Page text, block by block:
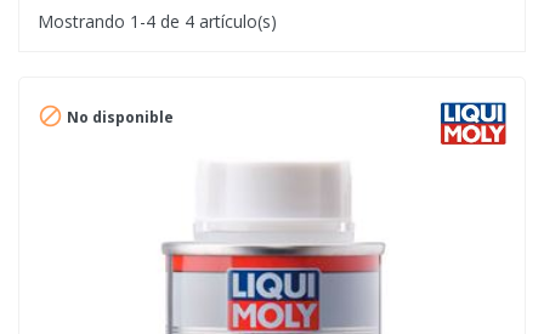
Mostrando 1-4 de 4 artículo(s)
 No disponible